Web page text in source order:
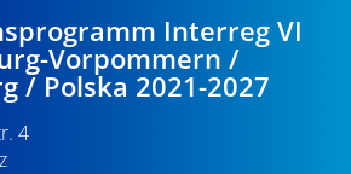
Interreg VI
Vorpommern /
/ Polska 2021-2027
4